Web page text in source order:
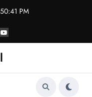
PM